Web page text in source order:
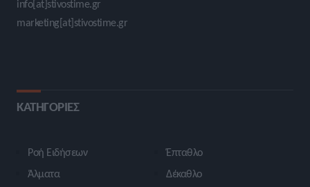
info[at]stivostime.gr
marketing[at]stivostime.gr
ΚΑΤΗΓΟΡΙΕΣ
Ροή Ειδήσεων
Άλματα
Έπταθλο
Δέκαθλο